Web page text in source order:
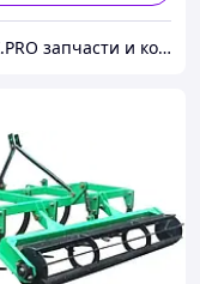
ALLEX.PRO запчасти и комплектующие. Доставка по Украине